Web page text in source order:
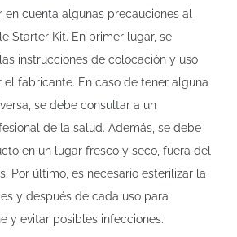
en cuenta algunas precauciones al
Starter Kit. En primer lugar, se
instrucciones de colocación y uso
el fabricante. En caso de tener alguna
se debe consultar a un
de la salud. Además, se debe
en un lugar fresco y seco, fuera del
Por último, es necesario esterilizar la
y después de cada uso para
y evitar posibles infecciones.